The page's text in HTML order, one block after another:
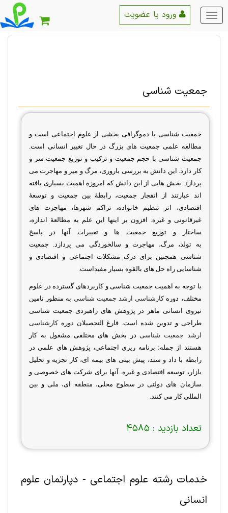
منو
اصلی
جمعیت شناسی
جمعیت شناسی یا دموگرافی بخشی از علوم اجتماعی است و
مطالعه علمی جمعیت های بزرگ در حال تغییر انسانی است.
جمعیت شناسی با حجم جمعیت و ترکیب و توزیع جمعیت سر و
کار دارد. این دانش به بررسی باروری، مرگ و میر و مهاجرت می
پردازد. بخش هایی از این دانش که امروزه اهمیت بسیاری یافته
اند عبارتند از
انفجار جمعیت، رابطهٔ بین جمعیت و توسعهٔ
اقتصادی، اثر تنظیم خانواده، تراکم شهرها، مهاجرت های
غیرقانونی و غیره. افزون بر اینها این علم به مطالعهٔ اندازه،
ساختار و توزیع
جمعیت ها
و تغییرات آنها در پاسخ
به
تولد، مرگ، مهاجرت و سالخوردگی می پردازد.
جمعیت
شناسی همچنین برای درک مشکلات اجتماعی و اقتصادی و
شناسایی راه حل های بالقوه بسیار مفیداست.
با توجه به اهمیت جمعیت شناسی و کاربردهای گسترده در علوم
مختلف، دورهکارشناسی ارشد جمعیت شناسی به منظور تامین
نیروی انسانی ماهر در پژوهش های راهبردی جمعیت شناسی
طراحی و تدوین شده است. فارغ التحصیلان دورهکارشناسی
ارشد جمعیت شناسیدر بخش های مختلفی مشغول به کار
هستند از جمله: برنامه ریزی اجتماعی، پژوهش های علمی در
رابطه با داد و ستد، پیش بینی های بیمه ای، کار تجزیه و تحلیل
بازار، توسعه اقتصادی و غیره. آنها برای شرکت های خصوصی و
سازمان های دولتی در سطوح محلی، منطقه ای، ملی و بین
المللی کار می کنند.
تعداد بازدید : 4585
خدمات رشته علوم اجتماعی - دپارتمان علوم
انسانی